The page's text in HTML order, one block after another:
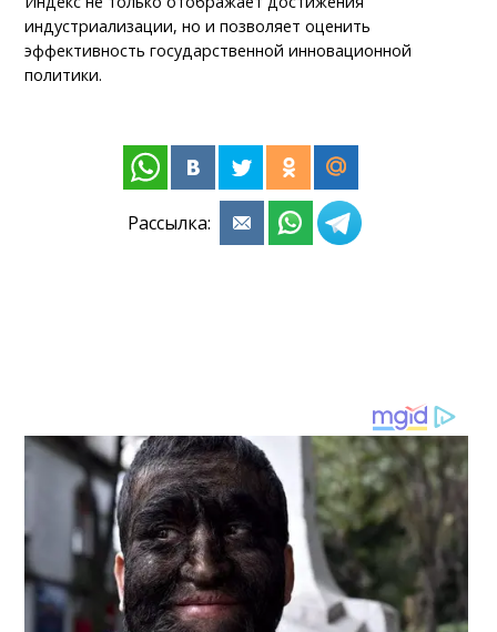
индустриализации, но и позволяет оценить
эффективность государственной инновационной
политики.
Рассылка: